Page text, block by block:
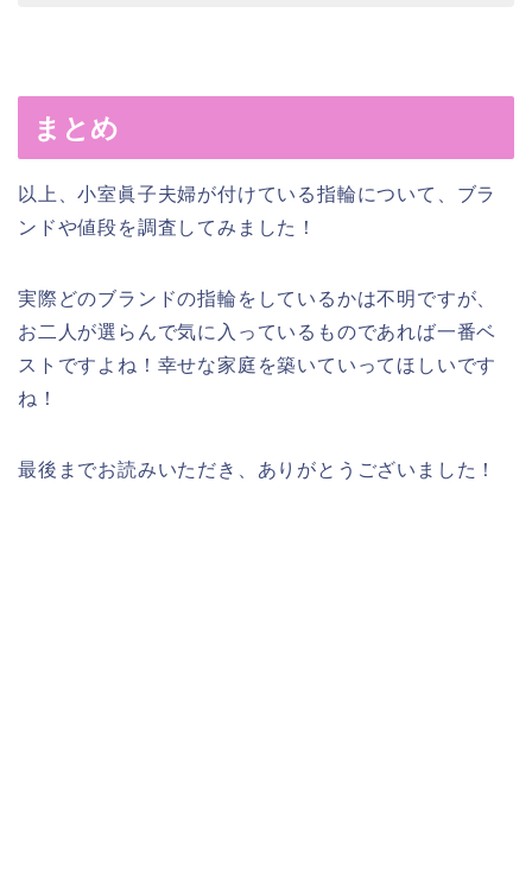
まとめ
以上、小室眞子夫婦が付けている指輪について、ブラ
ンドや値段を調査してみました！
実際どのブランドの指輪をしているかは不明ですが、
お二人が選らんで気に入っているものであれば一番ベ
ストですよね！幸せな家庭を築いていってほしいです
ね！
最後までお読みいただき、ありがとうございました！